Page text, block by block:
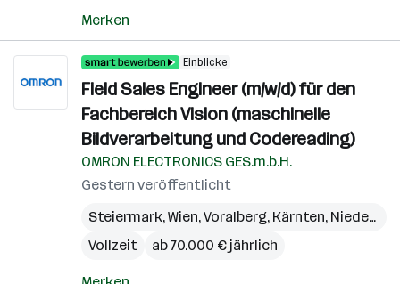
Merken
Einblicke
Field Sales Engineer (m/w/d) für den
Fachbereich Vision (maschinelle
Bildverarbeitung und Codereading)
OMRON ELECTRONICS GES.m.b.H.
Gestern veröffentlicht
Steiermark,Wien,Voralberg, Kärnten, Niederösterreich
Vollzeit
ab 70.000 € jährlich